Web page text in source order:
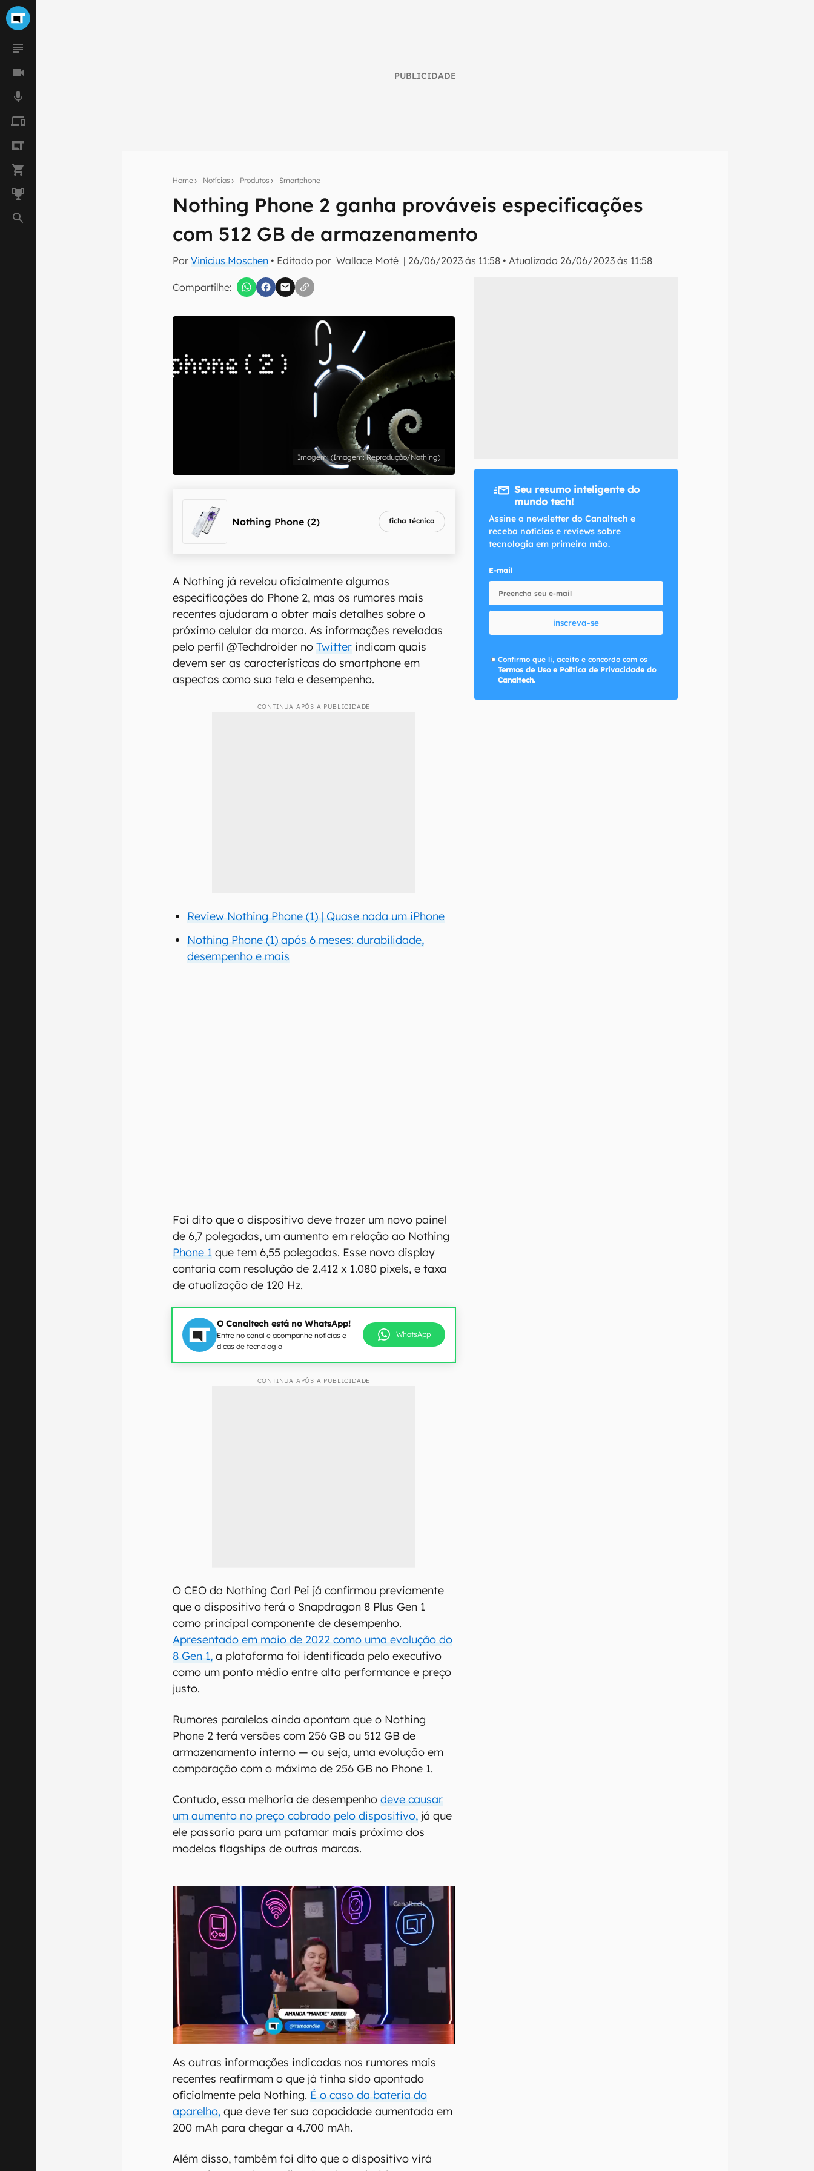
PUBLICIDADE
Home Notícias Produtos Smartphone
Nothing Phone 2 ganha prováveis especificações
com 512 GB de armazenamento
PorVinícius Moschen • Editado por Wallace Moté | 26/06/2023 às 11:58 •Atualizado 26/06/2023 às 11:58
Compartilhe:
Seu resumo inteligente do mundo tech!
Assine a newsletter do Canaltech e receba notícias e reviews sobre tecnologia em primeira
mão.
E-mail
inscreva-se
Confirmo que li, aceito e concordo com os Termos de Uso e Política de Privacidade do Canaltech.
(Imagem: Reprodução/Nothing)
Nothing Phone (2) ficha técnica
A Nothing já revelou oficialmente algumas
especificações do Phone 2, mas os rumores mais
recentes ajudaram a obter mais detalhes sobre o
próximo celular da marca. As informações reveladas
pelo perfil @Techdroider noTwitter indicam quais
devem ser as características do smartphone em
aspectos como sua tela e desempenho.
CONTINUA APÓS A PUBLICIDADE
Review Nothing Phone (1) | Quase nada um iPhone
Nothing Phone (1) após 6 meses: durabilidade,
desempenho e mais
Foi dito que o dispositivo deve trazer um novo painel
de 6,7 polegadas, um aumento em relação ao Nothing
Phone 1 que tem 6,55 polegadas. Esse novo display
contaria com resolução de 2.412 x 1.080 pixels, e taxa
de atualização de 120 Hz.
O Canaltech está no WhatsApp!
Entre no canal e acompanhe notícias e
dicas de tecnologia
WhatsApp
CONTINUA APÓS A PUBLICIDADE
O CEO da Nothing Carl Pei já confirmou previamente
que o dispositivo terá o Snapdragon 8 Plus Gen 1
como principal componente de desempenho.
Apresentado em maio de 2022 como uma evolução do
8 Gen 1, a plataforma foi identificada pelo executivo
como um ponto médio entre alta performance e preço
justo.
Rumores paralelos ainda apontam que o Nothing
Phone 2 terá versões com 256 GB ou 512 GB de
armazenamento interno — ou seja, uma evolução em
comparação com o máximo de 256 GB no Phone 1.
Contudo, essa melhoria de desempenhodeve causar
um aumento no preço cobrado pelo dispositivo, já que
ele passaria para um patamar mais próximo dos
modelos flagships de outras marcas.
As outras informações indicadas nos rumores mais
recentes reafirmam o que já tinha sido apontado
oficialmente pela Nothing. É o caso da bateria do
aparelho, que deve ter sua capacidade aumentada em
200 mAh para chegar a 4.700 mAh.
Além disso, também foi dito que o dispositivo virá
Seu resumo inteligente do
mundo tech!
Assine a newsletter do Canaltech e
receba notícias e reviews sobre
tecnologia em primeira mão.
E-mail
inscreva-se
Confirmo que li, aceito e concordo com os
Termos de Uso e Política de Privacidade do
Canaltech.